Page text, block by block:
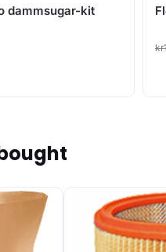
dammsugar-kit
kr